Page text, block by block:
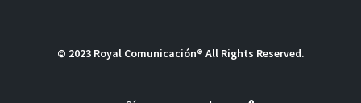
© 2023 Royal Comunicación® All Rights Reserved.